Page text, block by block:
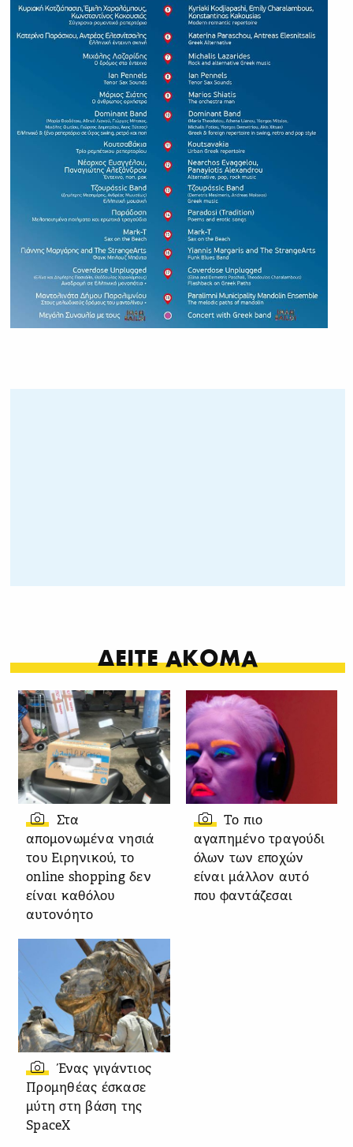
ΔΕΙΤΕ ΑΚΟΜΑ
Στα
απομονωμένα νησιά
του Ειρηνικού, το
online shopping δεν
είναι καθόλου
αυτονόητο
Το πιο
αγαπημένο τραγούδι
όλων των εποχών
είναι μάλλον αυτό
που φαντάζεσαι
Ένας γιγάντιος
Προμηθέας έσκασε
μύτη στη βάση της
SpaceX